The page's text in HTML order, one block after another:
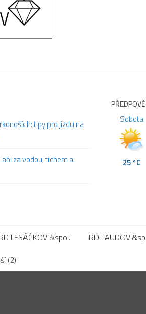
tipy pro jízdu na
za vodou, tichem a
Sobota
25 °C
LESÁČKOVI&spol. RD
(2)